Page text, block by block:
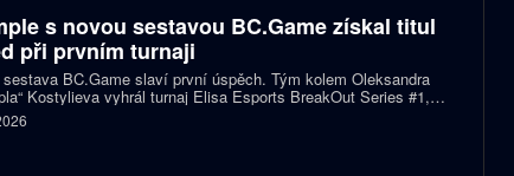
s novou sestavou BC.Game získal titul
při prvním turnaji
sestava BC.Game slaví první úspěch. Tým kolem Oleksandra
Kostylieva vyhrál turnaj Elisa Esports BreakOut Series #1,
finále porazil ENCE 2:0. Rozhodující mapa dospěla do
v němž ukrajinská hvězda předvedla klíčovou akci.